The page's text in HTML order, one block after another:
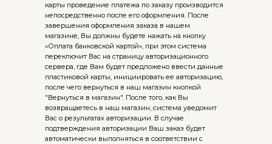
карты проведение платежа по заказу производится
непосредственно после его оформления. После
завершения оформления заказа в нашем
магазине, Вы должны будете нажать на кнопку
«Оплата банковской картой», при этом система
переключит Вас на страницу авторизационного
сервера, где Вам будет предложено ввести данные
пластиковой карты, инициировать ее авторизацию,
после чего вернуться в наш магазин кнопкой
"Вернуться в магазин". После того, как Вы
возвращаетесь в наш магазин, система уведомит
Вас о результатах авторизации. В случае
подтверждения авторизации Ваш заказ будет
автоматически выполняться в соответствии с